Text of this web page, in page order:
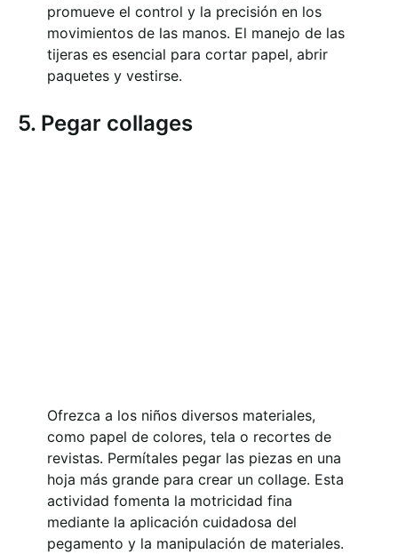
promueve el control y la precisión en los
movimientos de las manos. El manejo de las
tijeras es esencial para cortar papel, abrir
paquetes y vestirse.
5. Pegar collages
Ofrezca a los niños diversos materiales,
como papel de colores, tela o recortes de
revistas. Permítales pegar las piezas en una
hoja más grande para crear un collage. Esta
actividad fomenta la motricidad fina
mediante la aplicación cuidadosa del
pegamento y la manipulación de materiales.